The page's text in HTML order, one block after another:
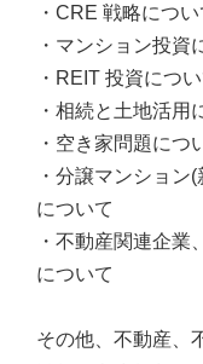
・CRE 戦略につ
・マンション投資
・REIT 投資につ
・相続と土地活用
・空き家問題につ
・分譲マンショ
について
・不動産関連企業
について
その他、不動産、